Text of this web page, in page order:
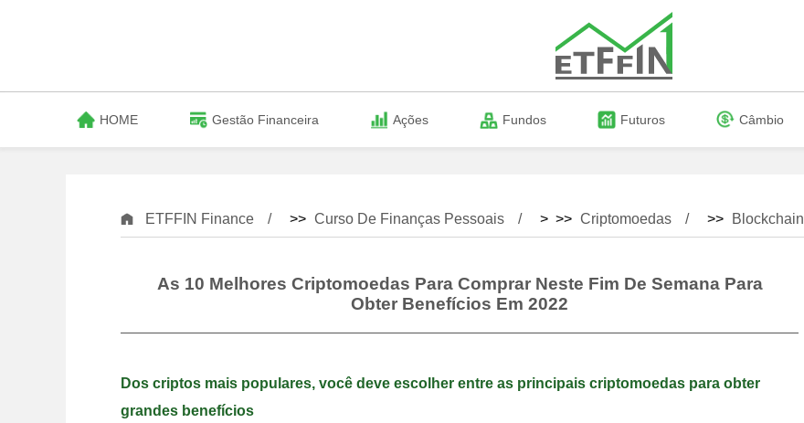
HOME Gestão Financeira Ações Fundos Futuros Câmbio
ETFFIN Finance >> Curso De Finanças Pessoais > >> Criptomoedas >> Blockchain
As 10 Melhores Criptomoedas Para Comprar Neste Fim De Semana Para
Obter Benefícios Em 2022
Dos criptos mais populares, você deve escolher entre as principais criptomoedas para obter
grandes benefícios